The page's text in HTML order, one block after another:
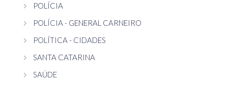
POLÍCIA
POLÍCIA - GENERAL CARNEIRO
POLÍTICA - CIDADES
SANTA CATARINA
SAÚDE